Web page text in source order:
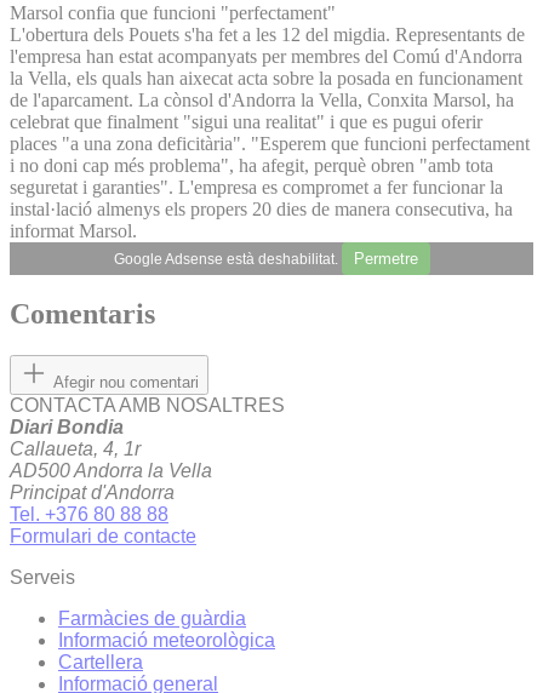
Marsol confia que funcioni "perfectament"
L'obertura dels Pouets s'ha fet a les 12 del migdia. Representants de
l'empresa han estat acompanyats per membres del Comú d'Andorra
la Vella, els quals han aixecat acta sobre la posada en funcionament
de l'aparcament. La cònsol d'Andorra la Vella, Conxita Marsol, ha
celebrat que finalment "sigui una realitat" i que es pugui oferir
places "a una zona deficitària". "Esperem que funcioni perfectament
i no doni cap més problema", ha afegit, perquè obren "amb tota
seguretat i garanties". L'empresa es compromet a fer funcionar la
instal·lació almenys els propers 20 dies de manera consecutiva, ha
informat Marsol.
Google Adsense està deshabilitat. Permetre
Comentaris
Afegir nou comentari
CONTACTA AMB NOSALTRES
Diari Bondia
Callaueta, 4, 1r
AD500 Andorra la Vella
Principat d'Andorra
Tel. +376 80 88 88
Formulari de contacte
Serveis
Farmàcies de guàrdia
Informació meteorològica
Cartellera
Informació general